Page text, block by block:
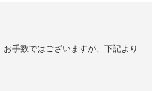
手数ではございますが、下記より